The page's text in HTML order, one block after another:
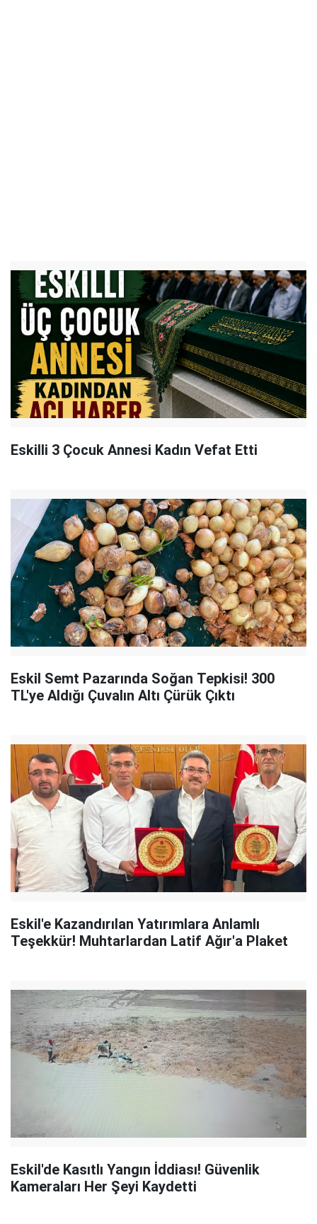
Eskilli 3 Çocuk Annesi Kadın Vefat Etti
Eskil Semt Pazarında Soğan Tepkisi! 300
TL'ye Aldığı Çuvalın Altı Çürük Çıktı
Eskil'e Kazandırılan Yatırımlara Anlamlı
Teşekkür! Muhtarlardan Latif Ağır'a Plaket
Eskil'de Kasıtlı Yangın İddiası! Güvenlik
Kameraları Her Şeyi Kaydetti